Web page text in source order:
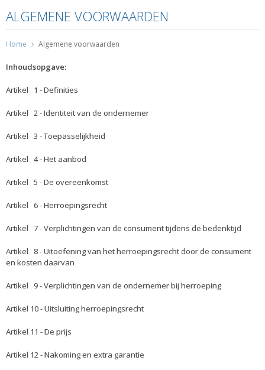
ALGEMENE VOORWAARDEN
Home Algemene voorwaarden
Inhoudsopgave:
Artikel 1 - Definities
Artikel 2 - Identiteit van de ondernemer
Artikel 3 - Toepasselijkheid
Artikel 4 - Het aanbod
Artikel 5 - De overeenkomst
Artikel 6 - Herroepingsrecht
Artikel 7 - Verplichtingen van de consument tijdens de bedenktijd
Artikel 8 - Uitoefening van het herroepingsrecht door de consument
en kosten daarvan
Artikel 9 - Verplichtingen van de ondernemer bij herroeping
Artikel 10 - Uitsluiting herroepingsrecht
Artikel 11 - De prijs
Artikel 12 - Nakoming en extra garantie